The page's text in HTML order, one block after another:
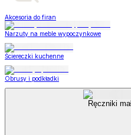
Akcesoria do firan
Narzuty na meble wypoczynkowe
Ściereczki kuchenne
Obrusy i podkładki
Ręczniki